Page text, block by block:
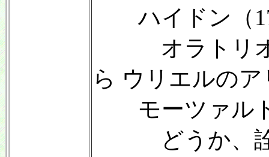
ハイドン（
オラトリオ
ら ウリエルのア
モーツァルト
どうか、詮